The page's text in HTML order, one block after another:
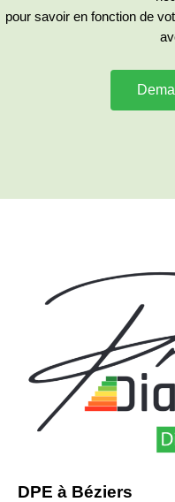
pour savoir en fonction de
DPE à Béziers